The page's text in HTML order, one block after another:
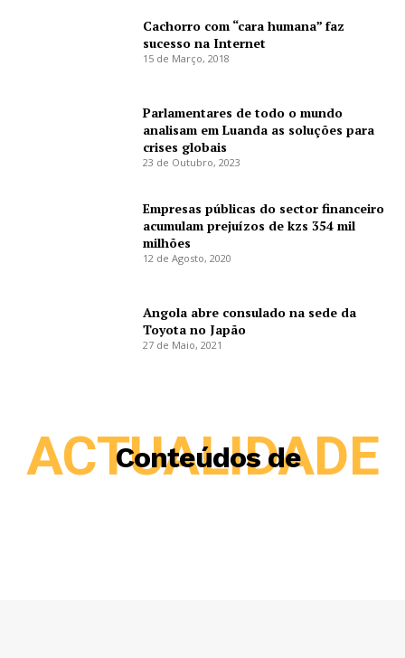
Cachorro com “cara humana” faz
sucesso na Internet
15 de Março, 2018
Parlamentares de todo o mundo
analisam em Luanda as soluções para
crises globais
23 de Outubro, 2023
Empresas públicas do sector financeiro
acumulam prejuízos de kzs 354 mil
milhões
12 de Agosto, 2020
Angola abre consulado na sede da
Toyota no Japão
27 de Maio, 2021
Conteúdos de
ACTUALIDADE